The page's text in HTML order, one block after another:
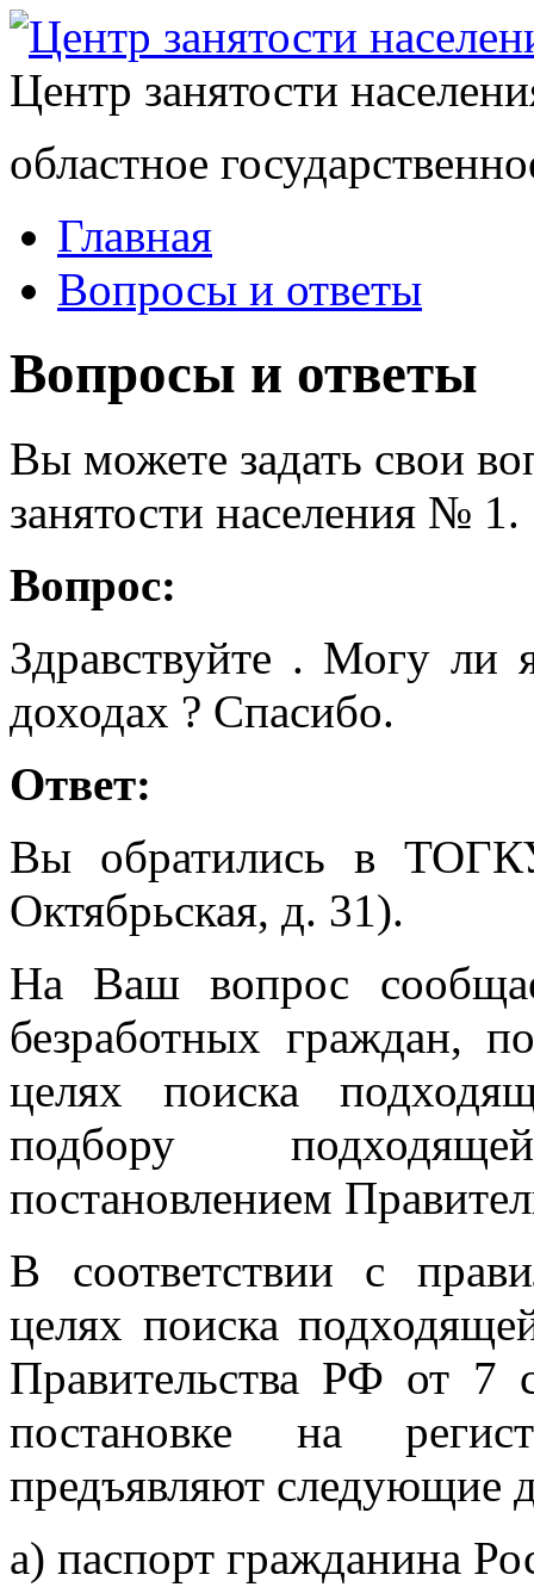
Центр занятости
областное
Главная
Вопросы и ответы
Вопросы и ответы
Вы можете задать свои
занятости населения № 1.
Вопрос:
Здравствуйте . Могу ли
доходах ? Спасибо.
Ответ:
Вы обратились в
Октябрьская, д. 31).
На Ваш вопрос
безработных граждан,
целях поиска
подбору
постановлением
В соответствии с
целях поиска
Правительства РФ от
постановке на
предъявляют следующие
а) паспорт гражданина